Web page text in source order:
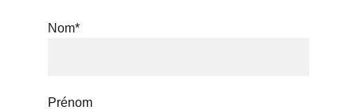
Nom*
Prénom